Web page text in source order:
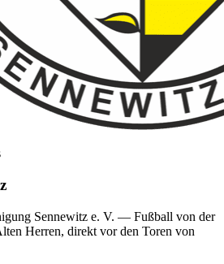
Sennewitz e. V. — Fußball von der
Herren, direkt vor den Toren von